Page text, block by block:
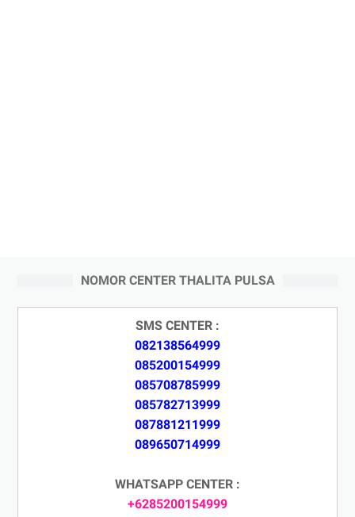
NOMOR CENTER THALITA PULSA
SMS CENTER :
082138564999
085200154999
085708785999
085782713999
087881211999
089650714999
WHATSAPP CENTER :
+6285200154999